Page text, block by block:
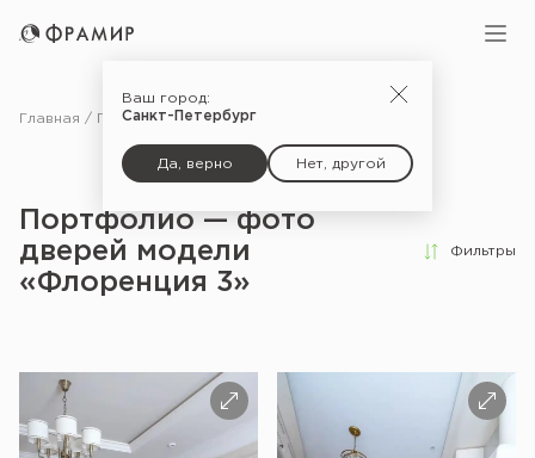
Ваш город:
Санкт-Петербург
Да, верно Нет, другой
Главная Портфолио
Портфолио — фото
дверей модели
«Флоренция 3»
Фильтры